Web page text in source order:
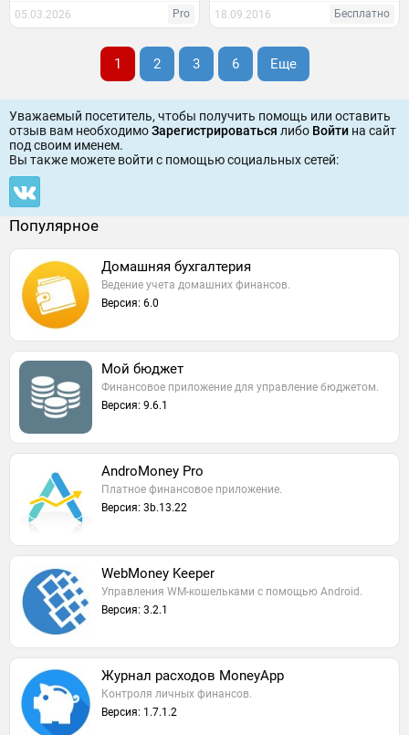
05.03.2026 Pro 18.09.2016 Бесплатно
1 2 3 6 Еще
Уважаемый посетитель, чтобы получить помощь или оставить
отзыв вам необходимоЗарегистрироваться либо Войти на сайт
под своим именем.
Вы также можете войти c помощью социальных сетей:
Популярное
Домашняя бухгалтерия
Ведение учета домашних финансов.
Версия: 6.0
Мой бюджет
Финансовое приложение для управление бюджетом.
Версия: 9.6.1
AndroMoney Pro
Платное финансовое приложение.
Версия: 3b.13.22
WebMoney Keeper
Управления WM-кошельками с помощью Android.
Версия: 3.2.1
Журнал расходов MoneyApp
Контроля личных финансов.
Версия: 1.7.1.2